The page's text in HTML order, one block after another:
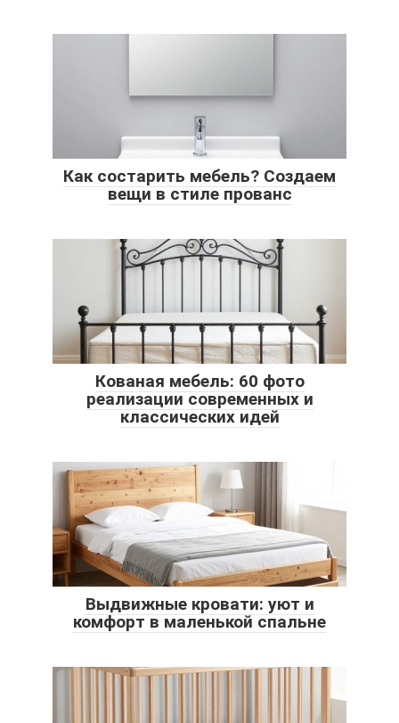
Как состарить мебель? Создаем
вещи в стиле прованс
Кованая мебель: 60 фото
реализации современных и
классических идей
Выдвижные кровати: уют и
комфорт в маленькой спальне